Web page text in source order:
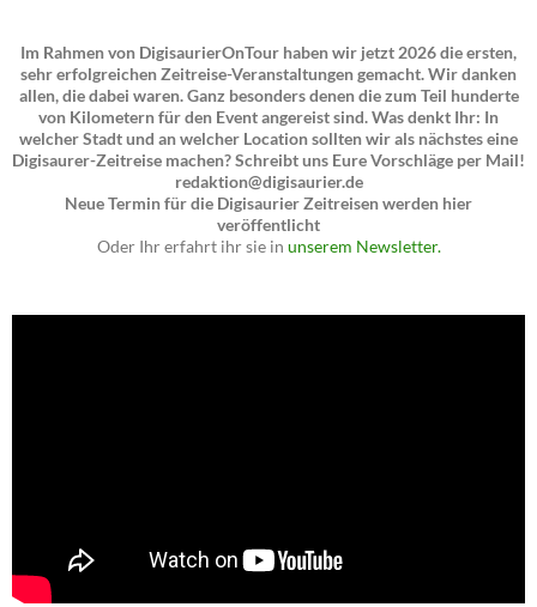
Im Rahmen von DigisaurierOnTour haben wir jetzt 2026 die ersten,
sehr erfolgreichen Zeitreise-Veranstaltungen gemacht. Wir danken
allen, die dabei waren. Ganz besonders denen die zum Teil hunderte
von Kilometern für den Event angereist sind. Was denkt Ihr: In
welcher Stadt und an welcher Location sollten wir als nächstes eine
Digisaurer-Zeitreise machen? Schreibt uns Eure Vorschläge per Mail!
redaktion@digisaurier.de
Neue Termin für die Digisaurier Zeitreisen werden hier
veröffentlicht
Oder Ihr erfahrt ihr sie in unserem Newsletter.